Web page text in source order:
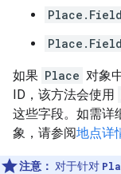
如果 Place 对象
ID，该方法会使用
这些字段。如需详
象，请参阅地点详
注意： 对于针对